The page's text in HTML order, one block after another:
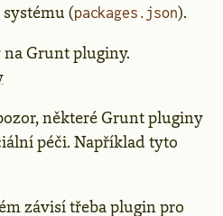
(packages.json).
Grunt pluginy.
některé Grunt pluginy
péči. Například tyto
závisí třeba plugin pro